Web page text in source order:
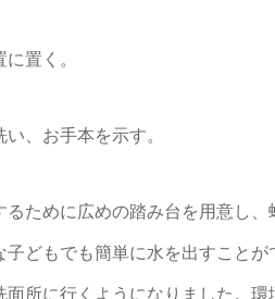
置く。
、お手本を示す。
ために広めの踏み台を用意し
どもでも簡単に水を出すこと
所に行くようになりました。